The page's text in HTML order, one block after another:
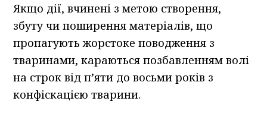
Якщо дії, вчинені з метою створення,
збуту чи поширення матеріалів, що
пропагують жорстоке поводження з
тваринами, караються позбавленням волі
на строк від п’яти до восьми років з
конфіскацією тварини.